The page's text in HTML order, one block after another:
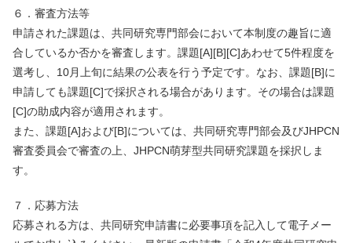
６．審査方法等
申請された課題は、共同研究専門部会において本制度の趣旨に適
合しているか否かを審査します。課題[A][B][C]あわせて5件程度を
選考し、10月上旬に結果の公表を行う予定です。なお、課題[B]に
申請しても課題[C]で採択される場合があります。その場合は課題
[C]の助成内容が適用されます。
また、課題[A]および[B]については、共同研究専門部会及びJHPCN
審査委員会で審査の上、JHPCN萌芽型共同研究課題を採択しま
す。
７．応募方法
応募される方は、共同研究申請書に必要事項を記入して電子メー